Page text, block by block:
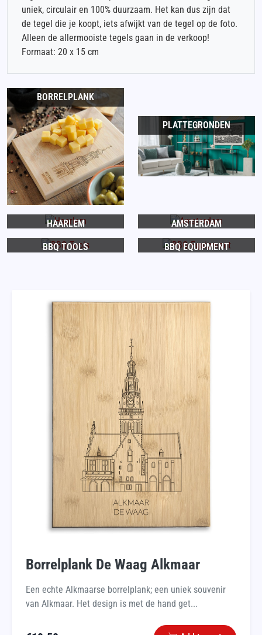
uniek, circulair en 100% duurzaam. Het kan dus zijn dat
de tegel die je koopt, iets afwijkt van de tegel op de foto.
Alleen de allermooiste tegels gaan in de verkoop!
Formaat: 20 x 15 cm
BORRELPLANK
PLATTEGRONDEN
HAARLEM AMSTERDAM
BBQ TOOLS BBQ EQUIPMENT
Borrelplank De Waag Alkmaar
Een echte Alkmaarse borrelplank; een uniek souvenir
van Alkmaar. Het design is met de hand get...